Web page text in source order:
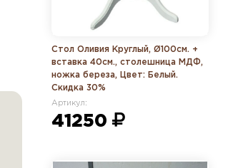
Стол Оливия Круглый, Ø100см. +
вставка 40см., столешница МДФ,
ножка береза, Цвет: Белый.
Скидка 30%
Артикул:
41250